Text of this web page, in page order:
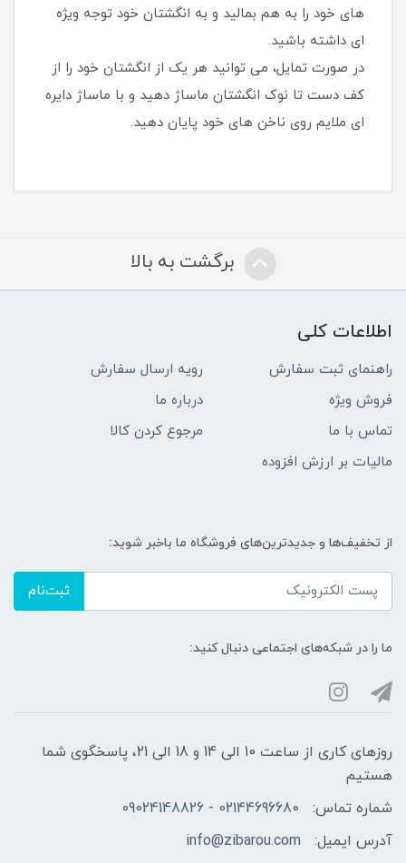
های خود را به هم بمالید و به انگشتان خود توجه ویژه
ای داشته باشید.
در صورت تمایل، می توانید هر یک از انگشتان خود را از
کف دست تا نوک انگشتان ماساژ دهید و با ماساژ دایره
ای ملایم روی ناخن های خود پایان دهید.
برگشت به بالا
اطلاعات کلی
راهنمای ثبت سفارش
رویه ارسال سفارش
فروش ویژه
درباره ما
تماس با ما
مرجوع کردن کالا
مالیات بر ارزش افزوده
از تخفیف‌ها و جدیدترین‌های فروشگاه ما باخبر شوید:
ثبت‌نام
ما را در شبکه‌های اجتماعی دنبال کنید:
روزهای کاری از ساعت 10 الی 14 و 18 الی 21، پاسخگوی شما
هستیم
شماره تماس:
02144696680 - 09024148826
آدرس ایمیل:
info@zibarou.com